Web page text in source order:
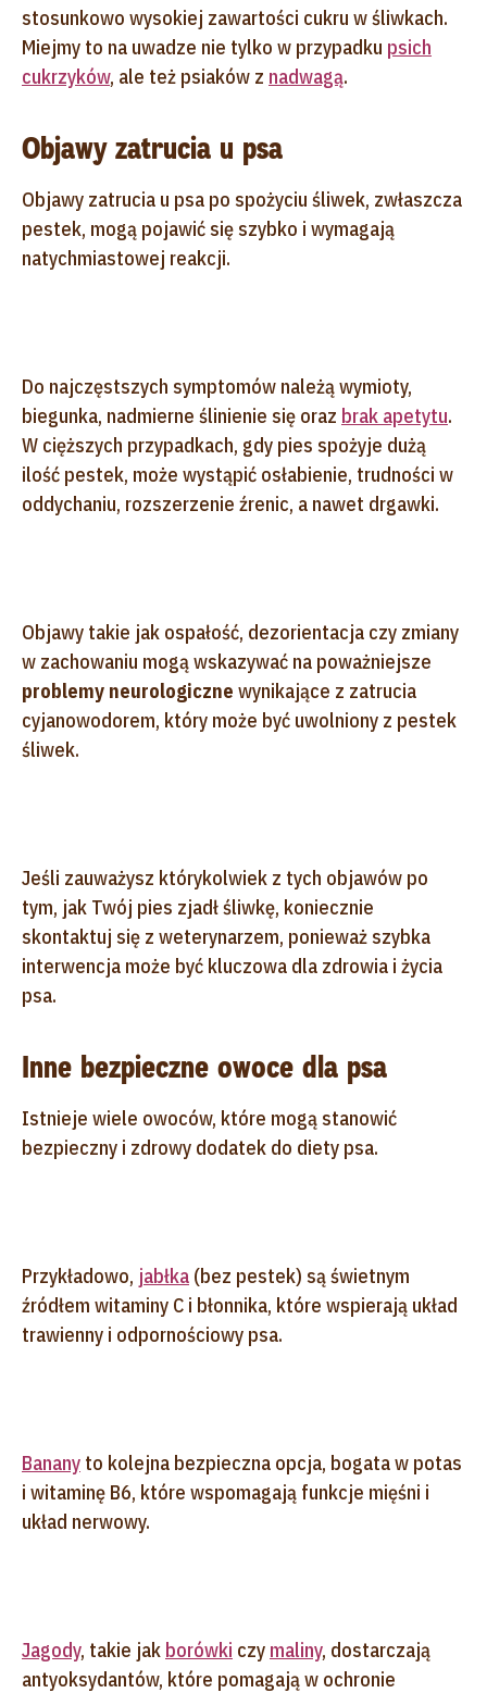
stosunkowo wysokiej zawartości cukru w śliwkach.
Miejmy to na uwadze nie tylko w przypadku psich
cukrzyków, ale też psiaków z nadwagą.
Objawy zatrucia u psa
Objawy zatrucia u psa po spożyciu śliwek, zwłaszcza
pestek, mogą pojawić się szybko i wymagają
natychmiastowej reakcji.
Do najczęstszych symptomów należą wymioty,
biegunka, nadmierne ślinienie się oraz brak apetytu.
W cięższych przypadkach, gdy pies spożyje dużą
ilość pestek, może wystąpić osłabienie, trudności w
oddychaniu, rozszerzenie źrenic, a nawet drgawki.
Objawy takie jak ospałość, dezorientacja czy zmiany
w zachowaniu mogą wskazywać na poważniejsze
problemy neurologiczne wynikające z zatrucia
cyjanowodorem, który może być uwolniony z pestek
śliwek.
Jeśli zauważysz którykolwiek z tych objawów po
tym, jak Twój pies zjadł śliwkę, koniecznie
skontaktuj się z weterynarzem, ponieważ szybka
interwencja może być kluczowa dla zdrowia i życia
psa.
Inne bezpieczne owoce dla psa
Istnieje wiele owoców, które mogą stanowić
bezpieczny i zdrowy dodatek do diety psa.
Przykładowo, jabłka (bez pestek) są świetnym
źródłem witaminy C i błonnika, które wspierają układ
trawienny i odpornościowy psa.
Banany to kolejna bezpieczna opcja, bogata w potas
i witaminę B6, które wspomagają funkcje mięśni i
układ nerwowy.
Jagody, takie jak borówki czy maliny, dostarczają
antyoksydantów, które pomagają w ochronie